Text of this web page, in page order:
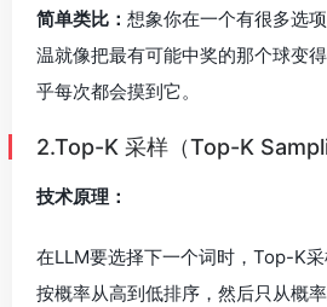
简单类比： 想象你在一个有很多选
温就像把最有可能中奖的那个球变
乎每次都会摸到它。
2.Top-K 采样（Top-K
技术原理：
在LLM要选择下一个词时，Top-K
按概率从高到低排序，然后只从概